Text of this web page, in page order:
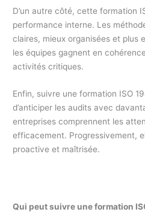
D’un autre côté, cette formation
performance interne. Les
claires, mieux organisées et plus
les équipes gagnent en
activités critiques.
Enfin, suivre une formation ISO
d’anticiper les audits avec
entreprises comprennent les
efficacement. Progressivement,
proactive et maîtrisée.
Qui peut suivre une formation